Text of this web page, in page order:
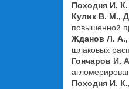
Походня И. К.
Кулик В. М.,
повышенной
Жданов Л. А.,
шлаковых
Гончаров И.
Походня И.